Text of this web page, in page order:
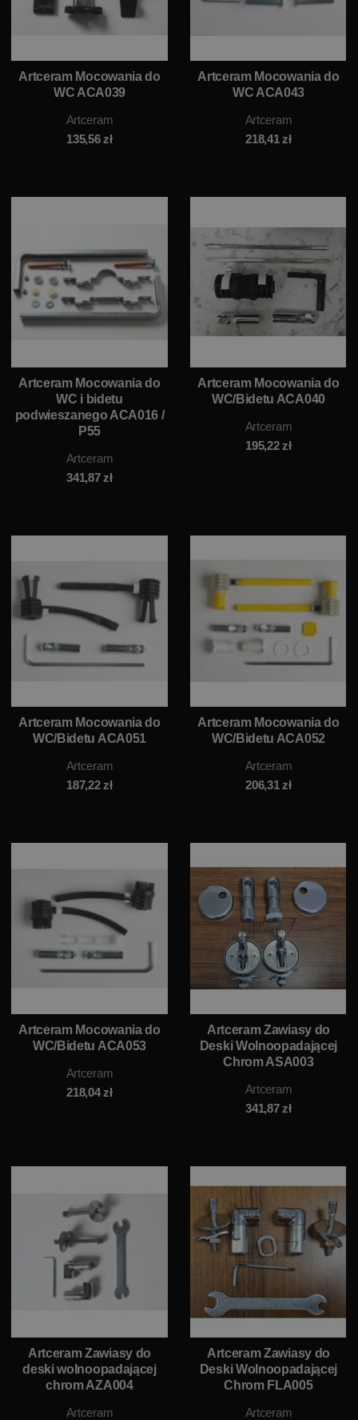
Artceram Mocowania do
WC ACA039
Artceram
135,56zł
Artceram Mocowania do
WC ACA043
Artceram
218,41zł
Artceram Mocowania do
WC i bidetu
podwieszanego ACA016 /
P55
Artceram
341,87zł
Artceram Mocowania do
WC/Bidetu ACA040
Artceram
195,22zł
Artceram Mocowania do
WC/Bidetu ACA051
Artceram
187,22zł
Artceram Mocowania do
WC/Bidetu ACA052
Artceram
206,31zł
Artceram Mocowania do
WC/Bidetu ACA053
Artceram
218,04zł
Artceram Zawiasy do
Deski Wolnoopadającej
Chrom ASA003
Artceram
341,87zł
Artceram Zawiasy do
deski wolnoopadającej
chrom AZA004
Artceram
Artceram Zawiasy do
Deski Wolnoopadającej
Chrom FLA005
Artceram